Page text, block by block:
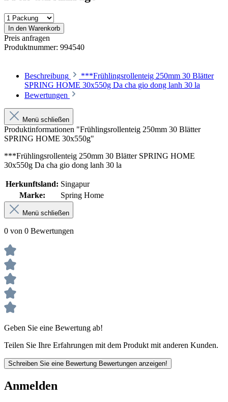
In den Warenkorb
Preis anfragen
Produktnummer: 994540
Beschreibung
***Frühlingsrollenteig 250mm 30 Blätter
SPRING HOME 30x550g Da cha gio dong lanh 30 la
Bewertungen
Menü schließen
Produktinformationen "Frühlingsrollenteig 250mm 30 Blätter
SPRING HOME 30x550g"
***Frühlingsrollenteig 250mm 30 Blätter SPRING HOME
30x550g Da cha gio dong lanh 30 la
Herkunftsland: Singapur
Marke:
Spring Home
Menü schließen
0 von 0 Bewertungen
Geben Sie eine Bewertung ab!
Teilen Sie Ihre Erfahrungen mit dem Produkt mit anderen Kunden.
Schreiben Sie eine Bewertung Bewertungen anzeigen!
Anmelden